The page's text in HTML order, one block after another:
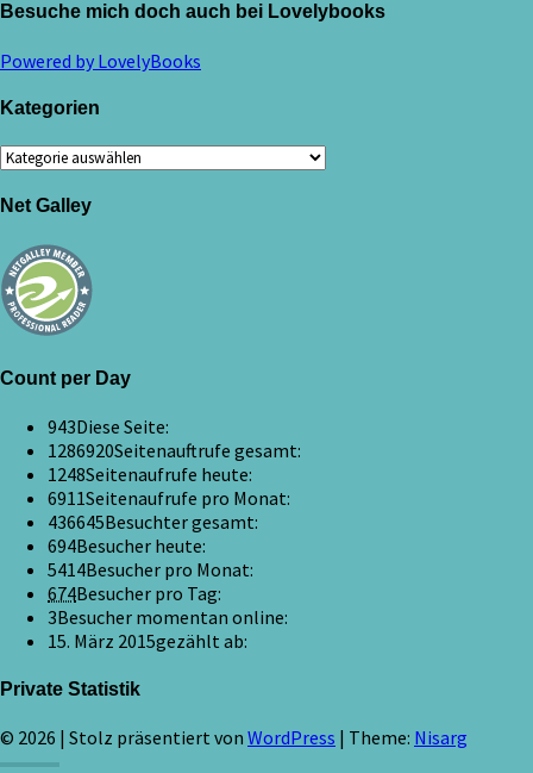
Besuche mich doch auch bei Lovelybooks
Powered by LovelyBooks
Kategorien
Kategorien
Net Galley
Count per Day
943Diese Seite:
1286920Seitenauftrufe gesamt:
1248Seitenaufrufe heute:
6911Seitenaufrufe pro Monat:
436645Besuchter gesamt:
694Besucher heute:
5414Besucher pro Monat:
674Besucher pro Tag:
3Besucher momentan online:
15. März 2015gezählt ab:
Private Statistik
© 2026 | Stolz präsentiert von WordPress | Theme: Nisarg